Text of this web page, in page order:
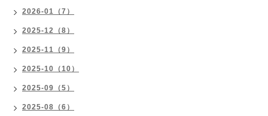
2026-01（7）
2025-12（8）
2025-11（9）
2025-10（10）
2025-09（5）
2025-08（6）